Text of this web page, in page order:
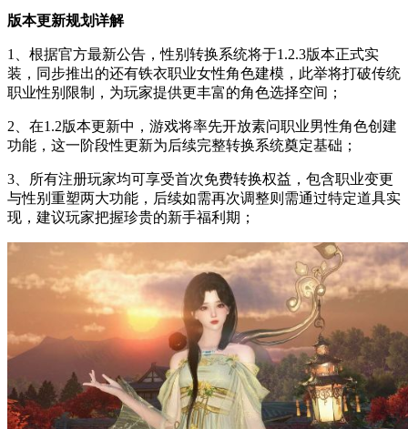
版本更新规划详解
1、根据官方最新公告，性别转换系统将于1.2.3版本正式实
装，同步推出的还有铁衣职业女性角色建模，此举将打破传统
职业性别限制，为玩家提供更丰富的角色选择空间；
2、在1.2版本更新中，游戏将率先开放素问职业男性角色创建
功能，这一阶段性更新为后续完整转换系统奠定基础；
3、所有注册玩家均可享受首次免费转换权益，包含职业变更
与性别重塑两大功能，后续如需再次调整则需通过特定道具实
现，建议玩家把握珍贵的新手福利期；